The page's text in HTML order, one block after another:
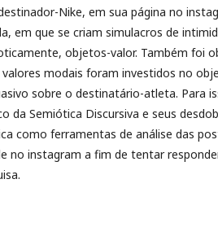
Nike, em sua página no
em que se criam simulacros de
objetos-valor. Também foi
valores modais foram investidos no
sobre o destinatário-atleta. Para
da Semiótica Discursiva e seus
como ferramentas de análise das
no instagram a fim de tentar